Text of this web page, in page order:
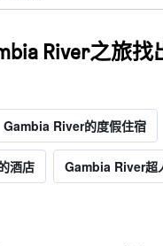
River之旅找
Gambia River的度假住宿
酒店 Gambia River超